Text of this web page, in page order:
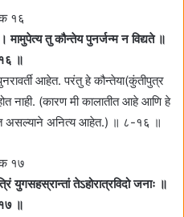
१६
मामुपेत्य तु कौन्तेय पुनर्जन्म न विद्यते ॥
॥
आहेत. परंतु हे कौन्तेया(कुंतीपुत्र
नाही. (कारण मी कालातीत आहे आणि हे
असल्याने अनित्य आहेत.) ॥ ८-१६ ॥
१७
युगसहस्रान्तां तेऽहोरात्रविदो जनाः ॥
॥